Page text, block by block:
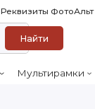
Реквизиты ФотоАльт
Найти
Мультирамки